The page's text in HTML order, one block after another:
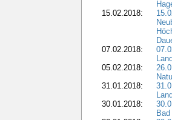
15.02.2018:
07.02.2018:
05.02.2018:
31.01.2018:
30.01.2018: